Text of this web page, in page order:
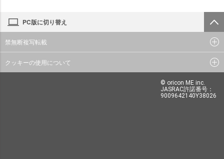
PC版に切り替え
禁無断複写転載
クッキーの使用について
© oricon ME inc.
JASRAC許諾番号：
9009642140Y38026